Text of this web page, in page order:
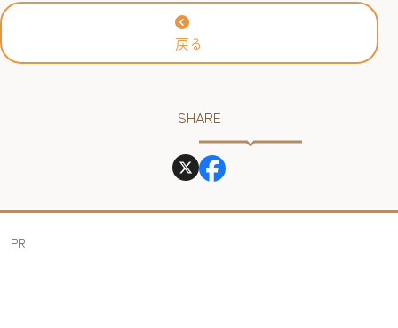
戻る
SHARE
PR